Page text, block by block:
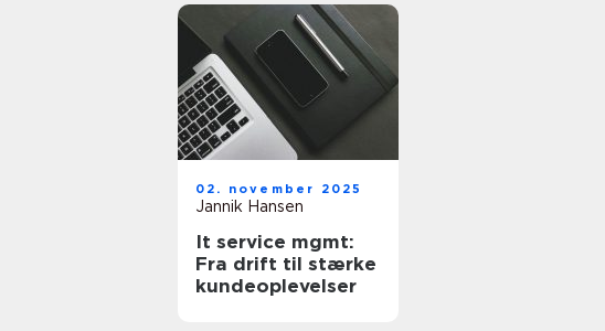
02. november 2025
Jannik Hansen
It service mgmt:
Fra drift til stærke
kundeoplevelser